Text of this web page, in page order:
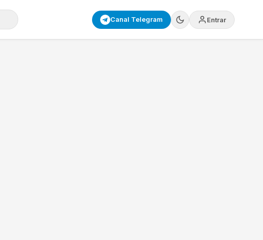
Canal Telegram Entrar